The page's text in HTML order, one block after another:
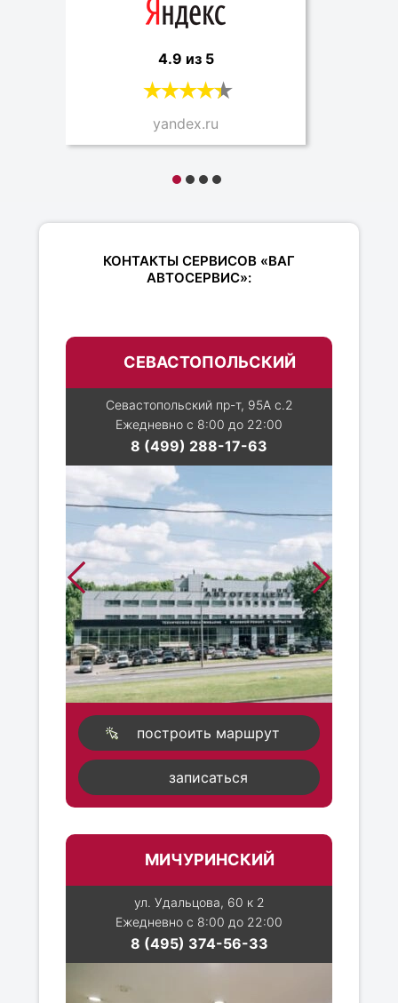
4.9 из 5
yandex.ru
КОНТАКТЫ СЕРВИСОВ «ВАГ
АВТОСЕРВИС»:
СЕВАСТОПОЛЬСКИЙ
Севастопольский пр-т, 95А с.2
Ежедневно с 8:00 до 22:00
8 (499) 288-17-63
построить маршрут
записаться
МИЧУРИНСКИЙ
ул. Удальцова, 60 к 2
Ежедневно с 8:00 до 22:00
8 (495) 374-56-33